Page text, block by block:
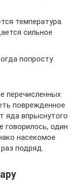
температура.
сильное
попросту
перечисленных
поврежденное
яда впрыснутого
говорилось, один
насекомое
подряд.